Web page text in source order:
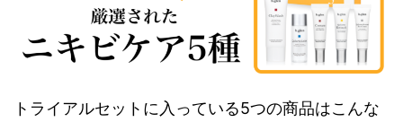
トライアルセットに入っている5つの商品はこんな